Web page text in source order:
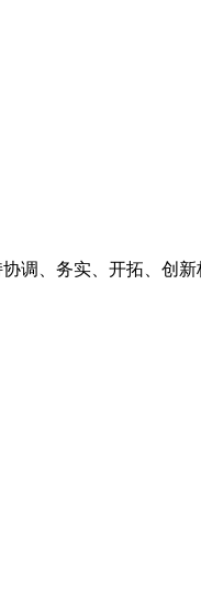
调、务实、开拓、创